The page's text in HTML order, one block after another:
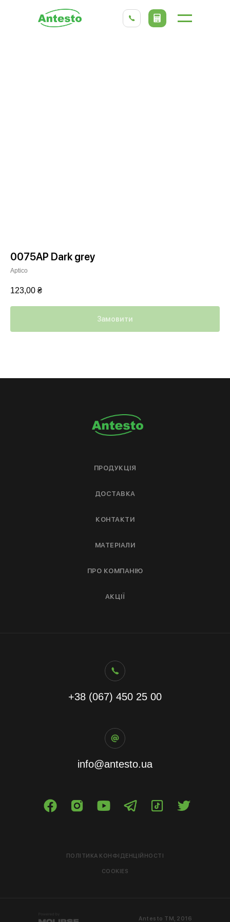
0075AP Dark grey
Aptico
123,00 ₴
Замовити
ПОЛІТИКА КОНФІДЕНЦІЙНОСТІ
COOKIES
info@antesto.ua
+38 (067) 450 25 00
ПРОДУКЦІЯ
МАТЕРІАЛИ
АКЦІЇ
ДОСТАВКА
ПРО КОМПАНІЮ
КОНТАКТИ
Antesto ТМ, 2016